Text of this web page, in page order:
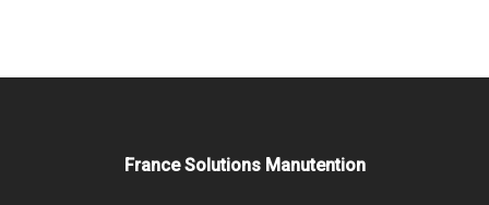
France Solutions Manutention